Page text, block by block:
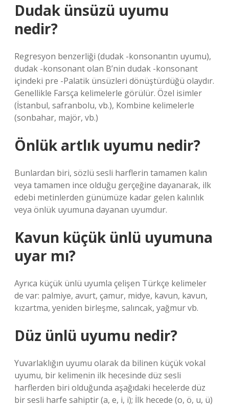
Dudak ünsüzü uyumu
nedir?
Regresyon benzerliği (dudak -konsonantın uyumu),
dudak -konsonant olan B’nin dudak -konsonant
içindeki pre -Palatik ünsüzleri dönüştürdüğü olaydır.
Genellikle Farsça kelimelerle görülür. Özel isimler
(İstanbul, safranbolu, vb.), Kombine kelimelerle
(sonbahar, majör, vb.)
Önlük artlık uyumu nedir?
Bunlardan biri, sözlü sesli harflerin tamamen kalın
veya tamamen ince olduğu gerçeğine dayanarak, ilk
edebi metinlerden günümüze kadar gelen kalınlık
veya önlük uyumuna dayanan uyumdur.
Kavun küçük ünlü uyumuna
uyar mı?
Ayrıca küçük ünlü uyumla çelişen Türkçe kelimeler
de var: palmiye, avurt, çamur, midye, kavun, kavun,
kızartma, yeniden birleşme, salıncak, yağmur vb.
Düz ünlü uyumu nedir?
Yuvarlaklığın uyumu olarak da bilinen küçük vokal
uyumu, bir kelimenin ilk hecesinde düz sesli
harflerden biri olduğunda aşağıdaki hecelerde düz
bir sesli harfe sahiptir (a, e, i, i); İlk hecede (o, ö, u, ü)